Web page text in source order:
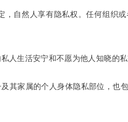
，自然人享有隐私权。任何组织
人生活安宁和不愿为他人知晓的
其家属的个人身体隐私部位，也